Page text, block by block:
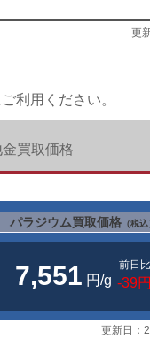
更
利用ください。
金買取価格
パラジウム買取価格 （税込
7,551 円/g
前日比
-39円
更新日：